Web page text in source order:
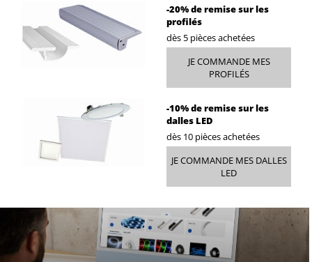
-20%de remise sur les
profilés
dès 5 pièces achetées
JE COMMANDE MES
PROFILÉS
-10%de remise sur les
dalles LED
dès 10 pièces achetées
JE COMMANDE MES DALLES
LED